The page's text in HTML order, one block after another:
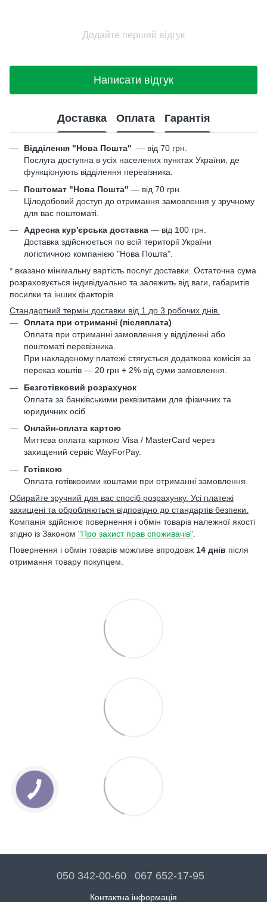
Додайте перший відгук
Написати відгук
Доставка Оплата Гарантія
Відділення "Нова Пошта" — від 70 грн.
Послуга доступна в усіх населених пунктах України, де
функціонують відділення перевізника.
Поштомат "Нова Пошта" — від 70 грн.
Цілодобовий доступ до отримання замовлення у зручному
для вас поштоматі.
Адресна кур'єрська доставка — від 100 грн.
Доставка здійснюється по всій території України
логістичною компанією "Нова Пошта".
* вказано мінімальну вартість послуг доставки. Остаточна сума
розраховується індивідуально та залежить від ваги, габаритів
посилки та інших факторів.
Стандартний термін доставки від 1 до 3 робочих днів.
Оплата при отриманні (післяплата)
Оплата при отриманні замовлення у відділенні або
поштоматі перевізника.
При накладеному платежі стягується додаткова комісія за
переказ коштів — 20 грн + 2% від суми замовлення.
Безготівковий розрахунок
Оплата за банківськими реквізитами для фізичних та
юридичних осіб.
Онлайн-оплата картою
Миттєва оплата карткою Visa / MasterCard через
захищений сервіс WayForPay.
Готівкою
Оплата готівковими коштами при отриманні замовлення.
Обирайте зручний для вас спосіб розрахунку. Усі платежі
захищені та обробляються відповідно до стандартів безпеки.
Компанія здійснює повернення і обмін товарів належної якості
згідно із Законом "Про захист прав споживачів"
Повернення і обмін товарів можливе впродовж 14 днів після
отримання товару покупцем.
050 342-00-60 067 652-17-95
Контактна інформація